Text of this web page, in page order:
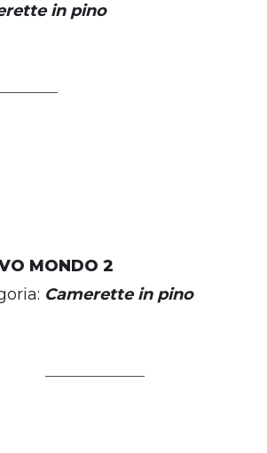
in pino
MONDO 2
Camerette in pino